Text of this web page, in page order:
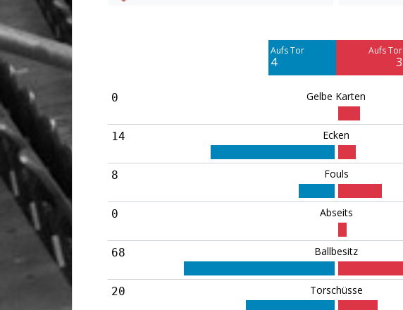
Aufs Tor
4
Aufs Tor
3
0 Gelbe Karten
14 Ecken
8 Fouls
0 Abseits
68 Ballbesitz
20 Torschüsse